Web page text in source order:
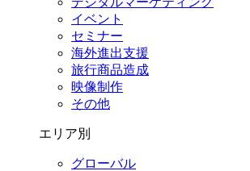
イベント
セミナー
海外進出支援
旅行商品造成
映像制作
その他
エリア別
グローバル